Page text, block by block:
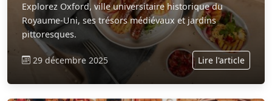
Explorez Oxford, ville universitaire historique du
Royaume-Uni, ses trésors médiévaux et jardins
pittoresques.
29 décembre 2025 Lire l'article